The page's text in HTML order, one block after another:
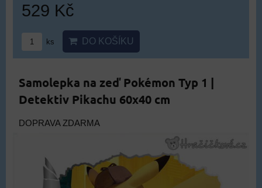
529 Kč
ks DO KOŠÍKU
Samolepka na zeď Pokémon Typ 1 |
Detektiv Pikachu 60x40 cm
DOPRAVA ZDARMA